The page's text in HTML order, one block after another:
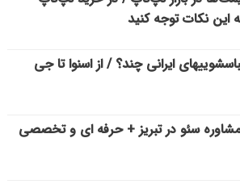
این نکات توجه کنید
ماشین لباسشویی‎های ایرانی چند؟ / از اسنوا تا جی
سئو در تبریز + حرفه ای و تخصصی